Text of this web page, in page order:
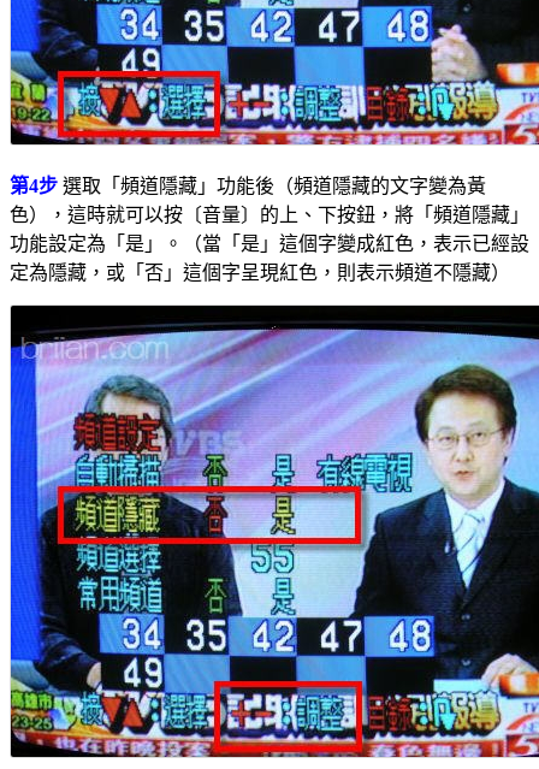
第4步 選取「頻道隱藏」功能後（頻道隱藏的文字變為黃
色），這時就可以按〔音量〕的上、下按鈕，將「頻道隱藏」
功能設定為「是」。（當「是」這個字變成紅色，表示已經設
定為隱藏，或「否」這個字呈現紅色，則表示頻道不隱藏）